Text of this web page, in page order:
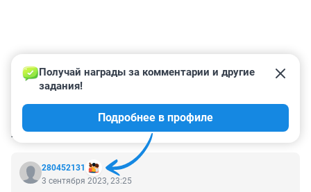
КОММЕНТАРИИ 40
280452131
Получай награды за комментарии и другие
задания!
Подробнее в профиле
3 сентября 2023, 23:25